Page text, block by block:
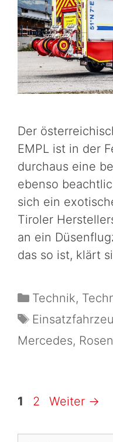
Der
EMPL ist in der
durchaus eine
ebenso
sich ein
Tiroler
an ein
das so ist, klärt
Technik,
Mercedes,
1 2 Weiter →